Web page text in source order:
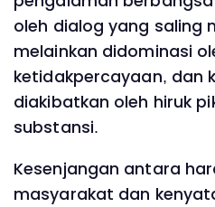
oleh dialog yang saling
melainkan didominasi
ketidakpercayaan, dan
diakibatkan oleh hiruk
substansi.
Kesenjangan antara
masyarakat dan